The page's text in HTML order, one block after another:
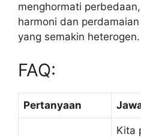
menghormati
harmoni dan
yang semakin heterogen.
FAQ:
Pertanyaan
Kita